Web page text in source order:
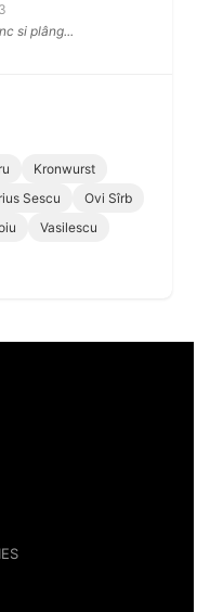
si plâng...
Kronwurst
Sescu
Ovi Sîrb
Vasilescu